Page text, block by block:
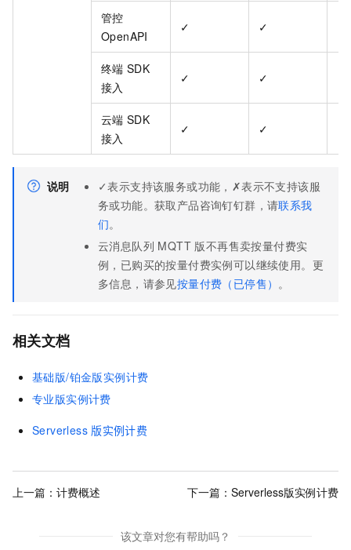
管控
OpenAPI
✓ ✓
终端 SDK
接入
✓ ✓
云端 SDK
接入
✓ ✓
说明
✓表示支持该服务或功能，✗表示不支持该服
务或功能。获取产品咨询钉钉群，请联系我
们。
云消息队列 MQTT 版不再售卖按量付费实
例，已购买的按量付费实例可以继续使用。更
多信息，请参见按量付费（已停售） 。
相关文档
基础版/铂金版实例计费
专业版实例计费
Serverless 版实例计费
上一篇： 计费概述 下一篇： Serverless版实例计费
该文章对您有帮助吗？